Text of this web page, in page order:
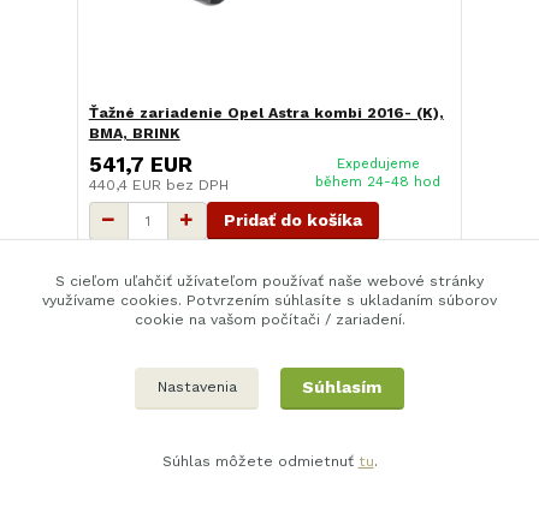
Ťažné zariadenie Opel Astra kombi 2016- (K),
BMA, BRINK
541,7 EUR
440,4 EUR bez DPH
Expedujeme
během 24-48 hod
Pridať do košíka
S cieľom uľahčiť užívateľom používať naše webové stránky
využívame cookies. Potvrzením súhlasíte s ukladaním súborov
cookie na vašom počítači / zariadení.
Nastavenia Súhlasím
Súhlas môžete odmietnuť tu.